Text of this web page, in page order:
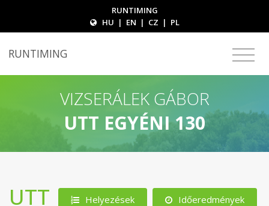
RUNTIMING
HU | EN | CZ | PL
RUNTIMING
VIZSERÁLEK GÁBOR
UTT EGYÉNI 130
Helyezések Időeredmények
UTT